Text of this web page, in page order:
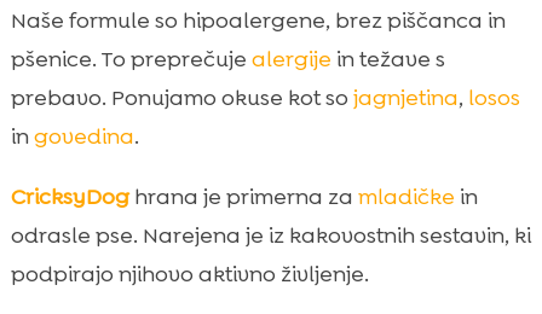
Naše formule so hipoalergene, brez piščanca in
pšenice. To preprečuje alergije in težave s
prebavo. Ponujamo okuse kot so jagnjetina, losos
ingovedina.
CricksyDoghrana je primerna za mladičke in
odrasle pse. Narejena je iz kakovostnih sestavin, ki
podpirajo njihovo aktivno življenje.